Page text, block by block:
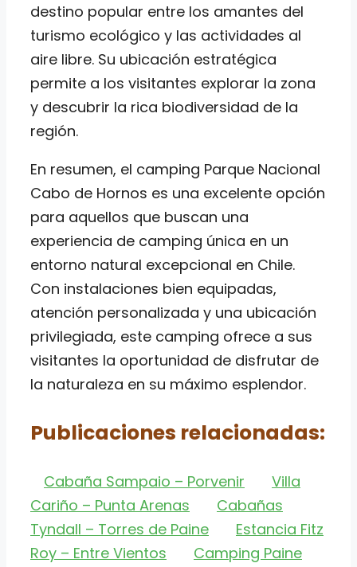
destino popular entre los amantes del
turismo ecológico y las actividades al
aire libre. Su ubicación estratégica
permite a los visitantes explorar la zona
y descubrir la rica biodiversidad de la
región.
En resumen, el camping Parque Nacional
Cabo de Hornos es una excelente opción
para aquellos que buscan una
experiencia de camping única en un
entorno natural excepcional en Chile.
Con instalaciones bien equipadas,
atención personalizada y una ubicación
privilegiada, este camping ofrece a sus
visitantes la oportunidad de disfrutar de
la naturaleza en su máximo esplendor.
Publicaciones relacionadas:
Cabaña Sampaio – Porvenir
Villa
Cariño – Punta Arenas
Cabañas
Tyndall – Torres de Paine
Estancia Fitz
Roy – Entre Vientos
Camping Paine